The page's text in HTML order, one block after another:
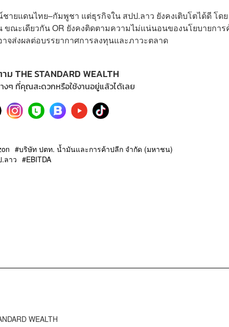
ยแดนไทย–กัมพูชา แต่ธุรกิจใน สปป.ลาว ยังคงเติบโตได้ดี โดย
ณะเดียวกัน OR ยังคงติดตามความไม่แน่นอนของนโยบายการ
จส่งผลต่อบรรยากาศการลงทุนและภาวะตลาด
THE STANDARD WEALTH
ๆ ที่คุณสะดวกหรือใช้งานอยู่แล้วได้เลย
บริษัท ปตท. น้ำมันและการค้าปลีก จำกัด (มหาชน)
ลาว
EBITDA
WEALTH